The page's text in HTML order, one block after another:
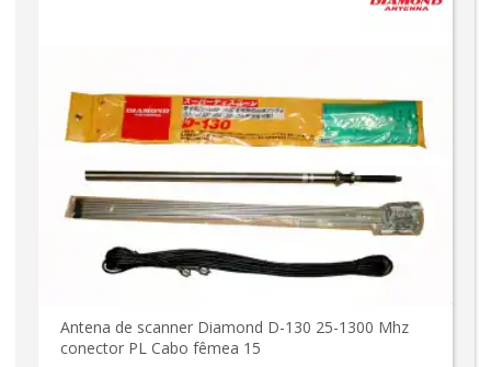
Antena de scanner Diamond D-130 25-1300 Mhz
conector PL Cabo fêmea 15